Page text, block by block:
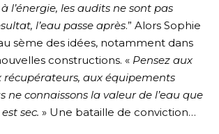
l’énergie, les audits ne sont pas
l’eau passe après.” Alors Sophie
sème des idées, notamment dans
constructions. « Pensez aux
récupérateurs, aux équipements
ne connaissons la valeur de l’eau que
sec. » Une bataille de conviction…